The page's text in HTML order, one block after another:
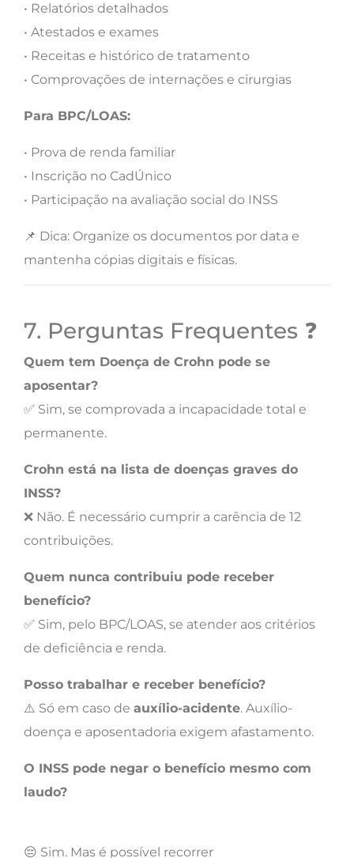
• Relatórios detalhados
• Atestados e exames
• Receitas e histórico de tratamento
• Comprovações de internações e cirurgias
Para BPC/LOAS:
• Prova de renda familiar
• Inscrição no CadÚnico
• Participação na avaliação social do INSS
📌 Dica: Organize os documentos por data e
mantenha cópias digitais e físicas.
7. Perguntas Frequentes ❓
Quem tem Doença de Crohn pode se
aposentar?
✅ Sim, se comprovada a incapacidade total e
permanente.
Crohn está na lista de doenças graves do
INSS?
❌ Não. É necessário cumprir a carência de 12
contribuições.
Quem nunca contribuiu pode receber
benefício?
✅ Sim, pelo BPC/LOAS, se atender aos critérios
de deficiência e renda.
Posso trabalhar e receber benefício?
⚠️ Só em caso de auxílio-acidente. Auxílio-
doença e aposentadoria exigem afastamento.
O INSS pode negar o benefício mesmo com
laudo?
😔 Sim. Mas é possível recorrer